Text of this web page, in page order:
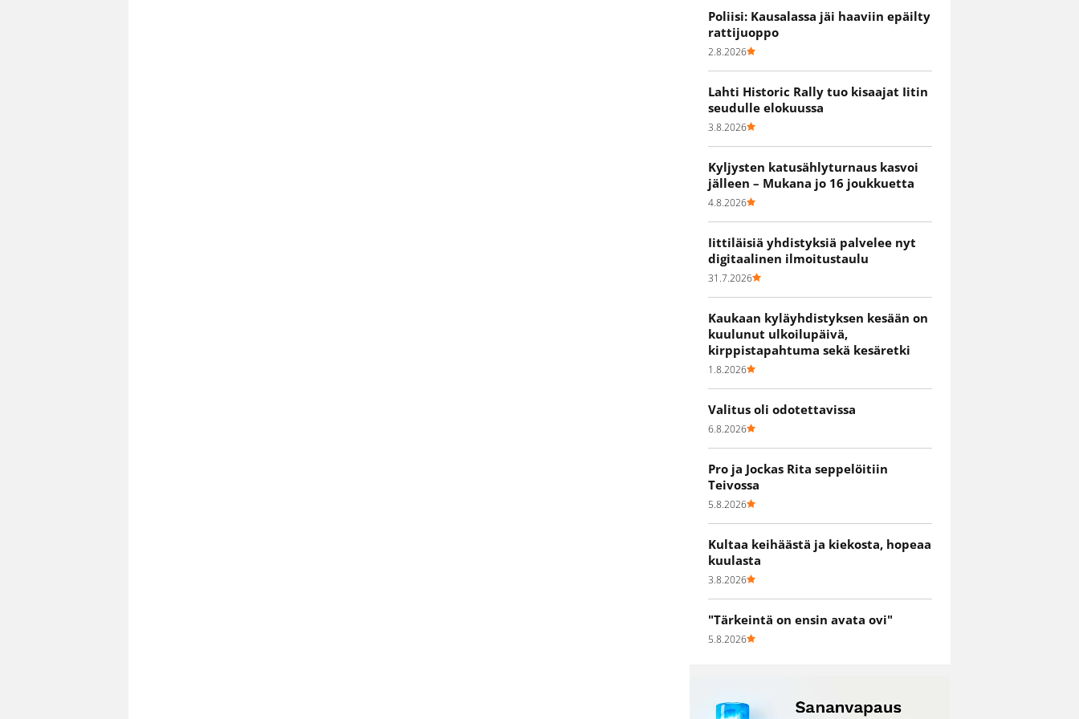
Poliisi: Kausalassa jäi haaviin epäilty
rattijuoppo
2.8.2026
Lahti Historic Rally tuo kisaajat Iitin
seudulle elokuussa
3.8.2026
Kyljysten katusählyturnaus kasvoi
jälleen – Mukana jo 16 joukkuetta
4.8.2026
Iittiläisiä yhdistyksiä palvelee nyt
digitaalinen ilmoitustaulu
31.7.2026
Kaukaan kyläyhdistyksen kesään on
kuulunut ulkoilupäivä,
kirppistapahtuma sekä kesäretki
1.8.2026
Valitus oli odotettavissa
6.8.2026
Pro ja Jockas Rita seppelöitiin
Teivossa
5.8.2026
Kultaa keihäästä ja kiekosta, hopeaa
kuulasta
3.8.2026
"Tärkeintä on ensin avata ovi"
5.8.2026